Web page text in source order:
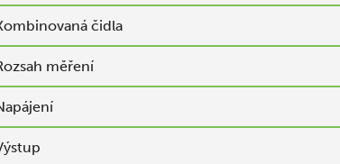
čidla
měření